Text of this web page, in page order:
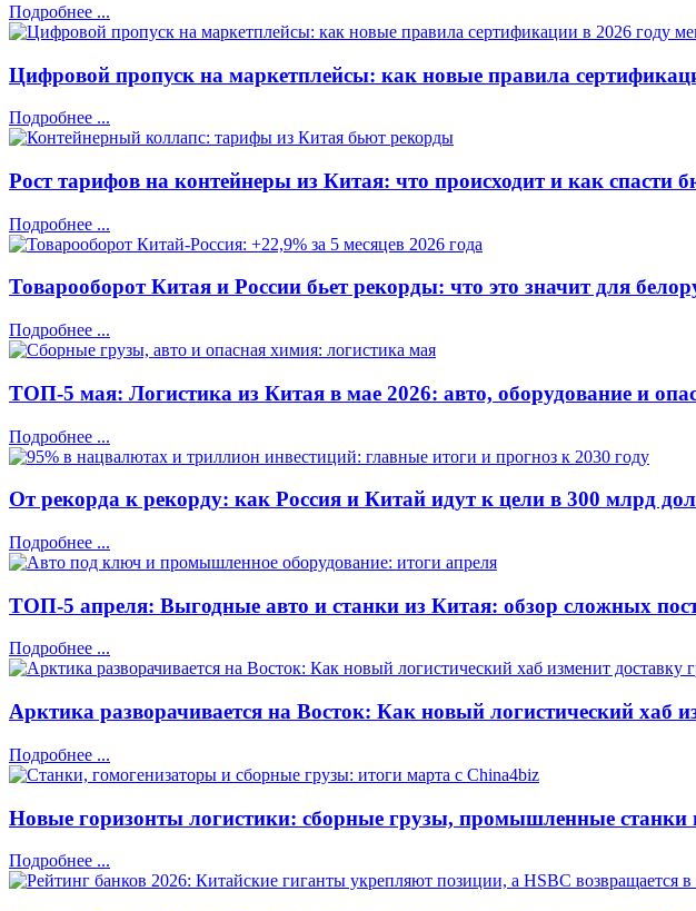
Подробнее ...
Цифровой пропуск на маркетплейсы: как новые правила
Подробнее ...
Рост тарифов на контейнеры из Китая: что происходит и как спасти
Подробнее ...
Товарооборот Китая и России бьет рекорды: что это значит для
Подробнее ...
ТОП-5 мая: Логистика из Китая в мае 2026: авто, оборудование и
Подробнее ...
От рекорда к рекорду: как Россия и Китай идут к цели в 300 млрд
Подробнее ...
ТОП-5 апреля: Выгодные авто и станки из Китая: обзор сложных
Подробнее ...
Арктика разворачивается на Восток: Как новый логистический хаб
Подробнее ...
Новые горизонты логистики: сборные грузы, промышленные станки
Подробнее ...